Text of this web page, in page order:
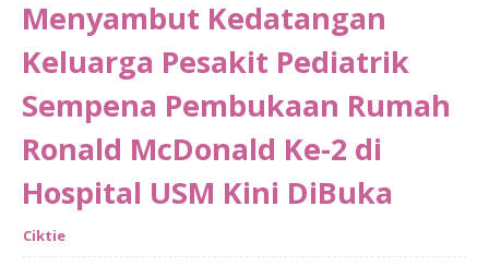
Menyambut Kedatangan
Keluarga Pesakit Pediatrik
Sempena Pembukaan Rumah
Ronald McDonald Ke-2 di
Hospital USM Kini DiBuka
Ciktie